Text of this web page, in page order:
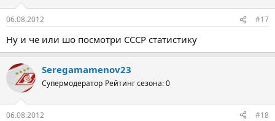
06.08.2012 #17
Ну и че или шо посмотри СССР статистику
Seregamamenov23
Супермодератор Рейтинг сезона: 0
06.08.2012 #18